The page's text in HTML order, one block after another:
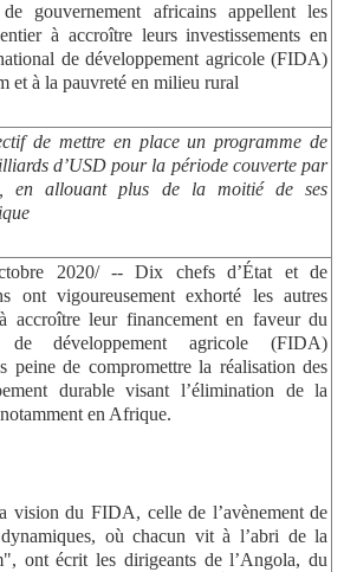
gouvernement africains appellent les
à accroître leurs investissements en
de développement agricole (FIDA)
et à la pauvreté en milieu rural
de mettre en place un programme de
d’USD pour la période couverte par
en allouant plus de la moitié de ses
2020/ -- Dix chefs d’État et de
ont vigoureusement exhorté les autres
accroître leur financement en faveur du
de développement agricole (FIDA)
peine de compromettre la réalisation des
durable visant l’élimination de la
en Afrique.
vision du FIDA, celle de l’avènement de
dynamiques, où chacun vit à l’abri de la
ont écrit les dirigeants de l’Angola, du